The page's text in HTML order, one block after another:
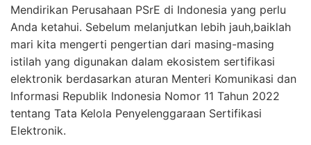
Mendirikan Perusahaan PSrE di Indonesia yang perlu
Anda ketahui. Sebelum melanjutkan lebih jauh,baiklah
mari kita mengerti pengertian dari masing-masing
istilah yang digunakan dalam ekosistem sertifikasi
elektronik berdasarkan aturan Menteri Komunikasi dan
Informasi Republik Indonesia Nomor 11 Tahun 2022
tentang Tata Kelola Penyelenggaraan Sertifikasi
Elektronik.